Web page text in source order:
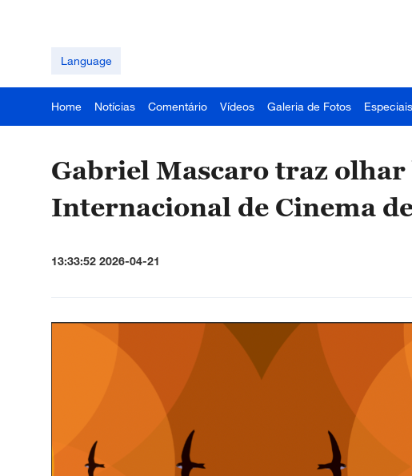
Language
Home Notícias Comentário Vídeos Galeria de Fotos Especiais
Gabriel Mascaro traz
Internacional de Cinema
13:33:52 2026-04-21